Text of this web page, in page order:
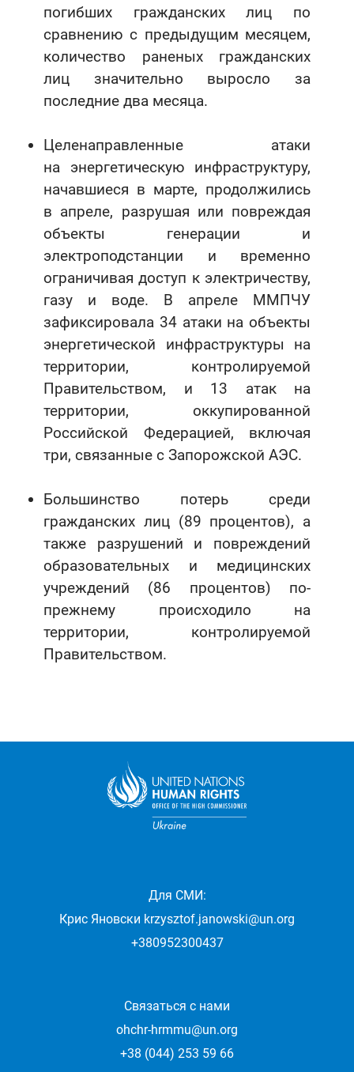
погибших гражданских лиц по
сравнению с предыдущим месяцем,
количество раненых гражданских
лиц значительно выросло за
последние два месяца.
Целенаправленные атаки
на энергетическую инфраструктуру,
начавшиеся в марте, продолжились
в апреле, разрушая или повреждая
объекты генерации и
электроподстанции и временно
ограничивая доступ к электричеству,
газу и воде. В апреле ММПЧУ
зафиксировала 34 атаки на объекты
энергетической инфраструктуры на
территории, контролируемой
Правительством, и 13 атак на
территории, оккупированной
Российской Федерацией, включая
три, связанные с Запорожской АЭС.
Большинство потерь среди
гражданских лиц (89 процентов), а
также разрушений и повреждений
образовательных и медицинских
учреждений (86 процентов) по-
прежнему происходило на
территории, контролируемой
Правительством.
Для СМИ:
Крис Яновски krzysztof.janowski@un.org
+380952300437
Связаться с нами
ohchr-hrmmu@un.org
+38 (044) 253 59 66